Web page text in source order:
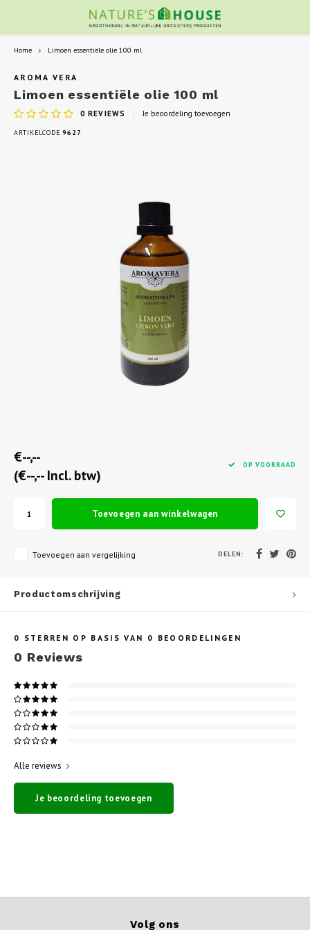
Home Limoen essentiële olie 100 ml
AROMA VERA
Limoen essentiële olie 100 ml
0 REVIEWS Je beoordeling toevoegen
ARTIKELCODE 9627
€--,--
(€--,-- Incl. btw)
OP VOORRAAD
Toevoegen aan winkelwagen
Toevoegen aan vergelijking DELEN:
Productomschrijving
0 STERREN OP BASIS VAN 0 BEOORDELINGEN
0 Reviews
Alle reviews
Je beoordeling toevoegen
Volg ons